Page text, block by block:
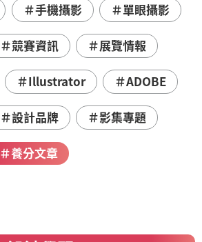
＃手機攝影 ＃單眼攝影
＃競賽資訊 ＃展覽情報
＃Illustrator ＃ADOBE
＃設計品牌 ＃影集專題
＃養分文章